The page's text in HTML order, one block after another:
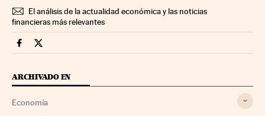
El análisis de la actualidad económica y las noticias
financieras más relevantes
Economia Cinco Días en Facebook
Economia Cinco Días en Twitter
ARCHIVADO EN
Economía